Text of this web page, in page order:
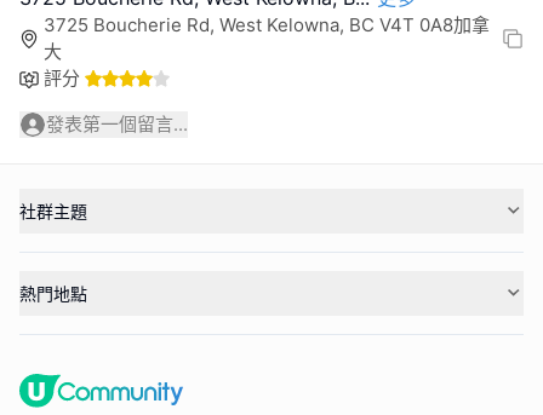
3725 Boucherie Rd, West Kelowna, BC V4T 0A8加拿
大
評分
發表第一個留言...
社群主題
熱門地點